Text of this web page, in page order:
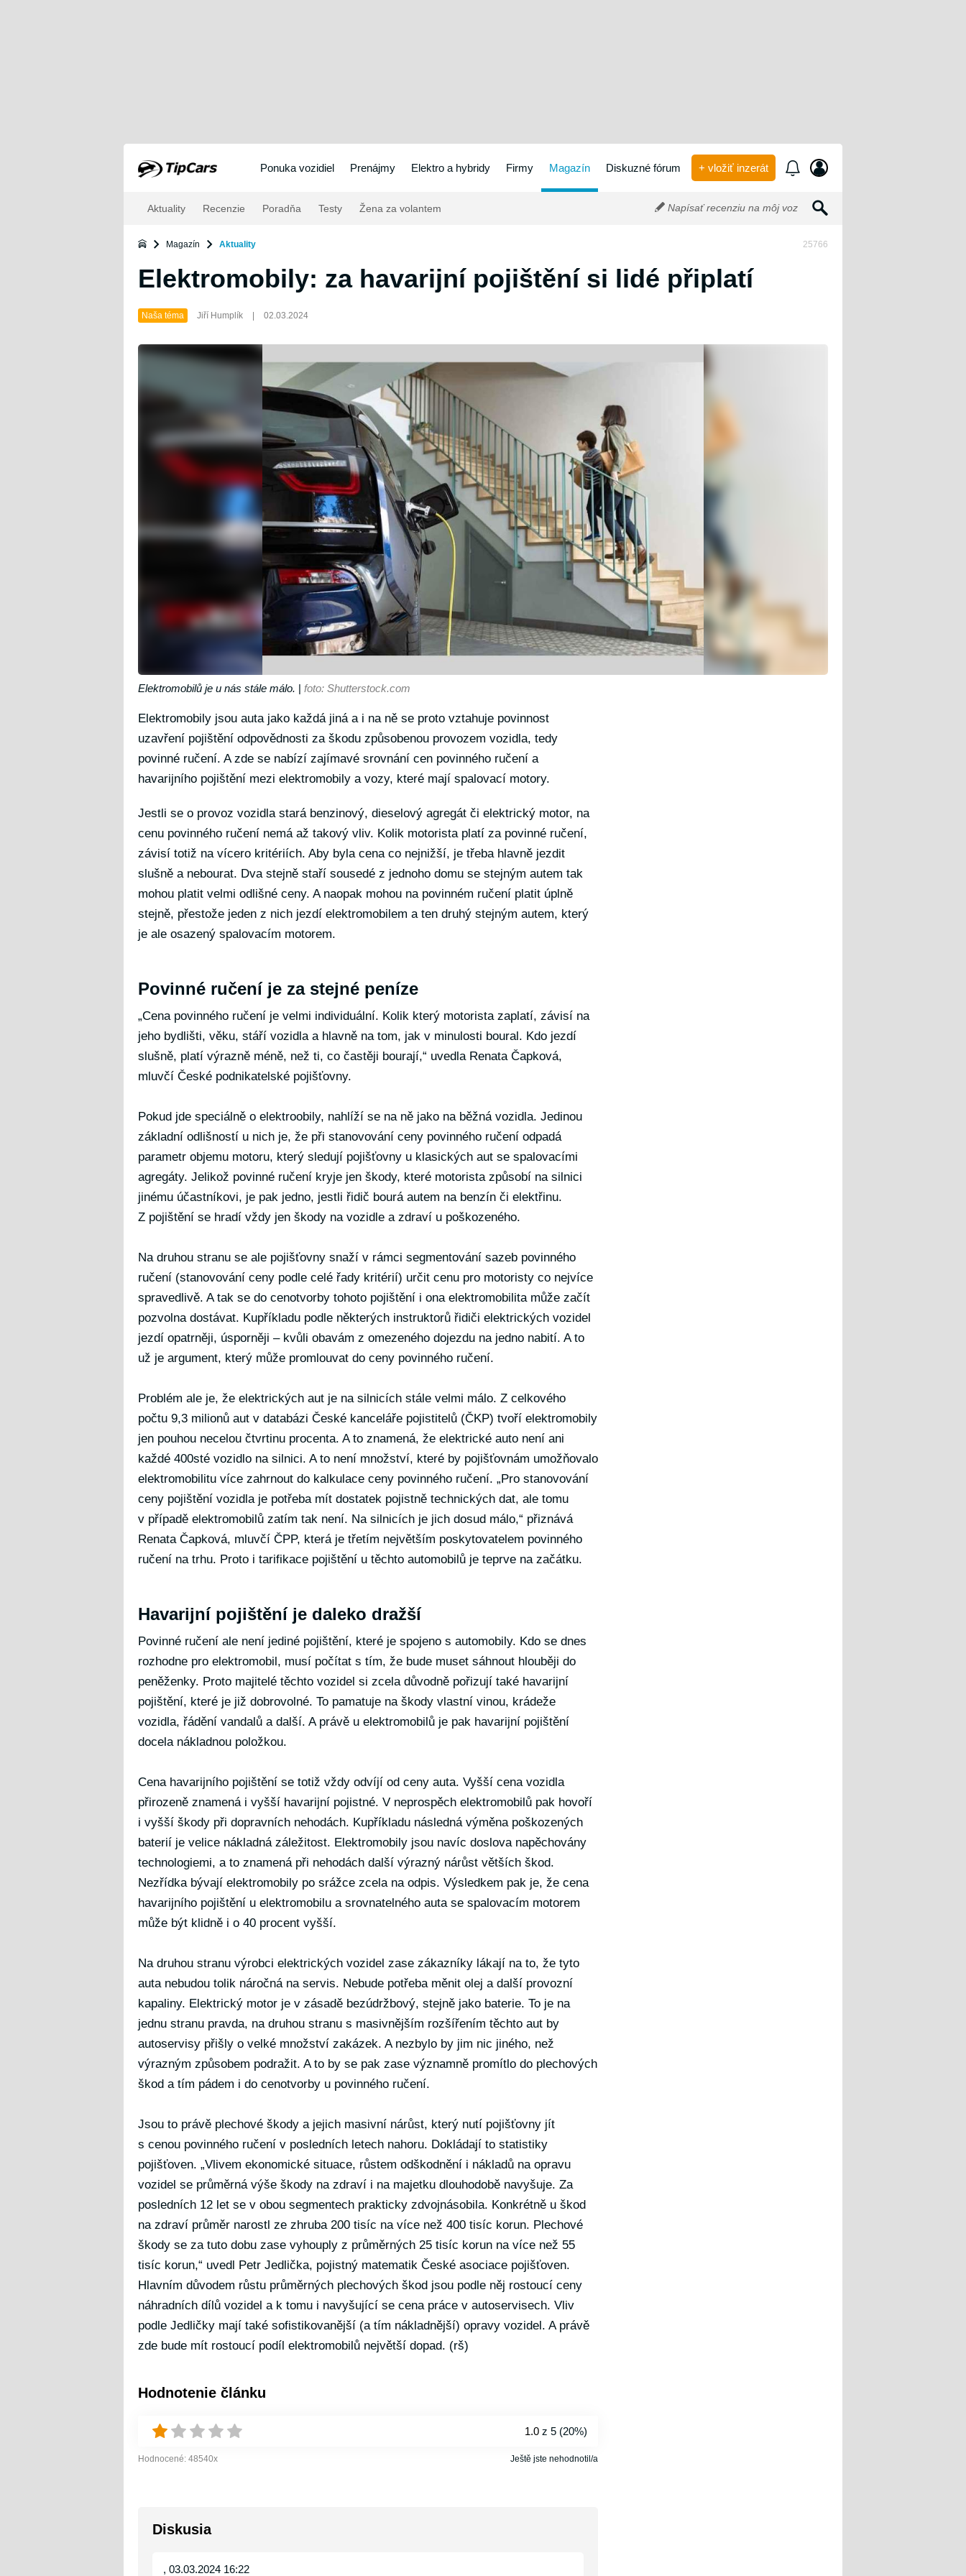
Ponuka vozidiel Prenájmy Elektro a hybridy Firmy Magazín Diskuzné fórum + vložiť inzerát
Aktuality Recenzie Poradňa Testy Žena za volantem Napísať recenziu na môj voz
Magazín Aktuality 25766
Elektromobily: za havarijní pojištění si lidé připlatí
Naša téma Jiří Humplík 02.03.2024
Elektromobilů je u nás stále málo. | foto: Shutterstock.com
Elektromobily jsou auta jako každá jiná a i na ně se proto vztahuje povinnost
uzavření pojištění odpovědnosti za škodu způsobenou provozem vozidla, tedy
povinné ručení. A zde se nabízí zajímavé srovnání cen povinného ručení a
havarijního pojištění mezi elektromobily a vozy, které mají spalovací motory.
Jestli se o provoz vozidla stará benzinový, dieselový agregát či elektrický motor, na
cenu povinného ručení nemá až takový vliv. Kolik motorista platí za povinné ručení,
závisí totiž na vícero kritériích. Aby byla cena co nejnižší, je třeba hlavně jezdit
slušně a nebourat. Dva stejně staří sousedé z jednoho domu se stejným autem tak
mohou platit velmi odlišné ceny. A naopak mohou na povinném ručení platit úplně
stejně, přestože jeden z nich jezdí elektromobilem a ten druhý stejným autem, který
je ale osazený spalovacím motorem.
Povinné ručení je za stejné peníze
„Cena povinného ručení je velmi individuální. Kolik který motorista zaplatí, závisí na
jeho bydlišti, věku, stáří vozidla a hlavně na tom, jak v minulosti boural. Kdo jezdí
slušně, platí výrazně méně, než ti, co častěji bourají,“ uvedla Renata Čapková,
mluvčí České podnikatelské pojišťovny.
Pokud jde speciálně o elektroobily, nahlíží se na ně jako na běžná vozidla. Jedinou
základní odlišností u nich je, že při stanovování ceny povinného ručení odpadá
parametr objemu motoru, který sledují pojišťovny u klasických aut se spalovacími
agregáty. Jelikož povinné ručení kryje jen škody, které motorista způsobí na silnici
jinému účastníkovi, je pak jedno, jestli řidič bourá autem na benzín či elektřinu.
Z pojištění se hradí vždy jen škody na vozidle a zdraví u poškozeného.
Na druhou stranu se ale pojišťovny snaží v rámci segmentování sazeb povinného
ručení (stanovování ceny podle celé řady kritérií) určit cenu pro motoristy co nejvíce
spravedlivě. A tak se do cenotvorby tohoto pojištění i ona elektromobilita může začít
pozvolna dostávat. Kupříkladu podle některých instruktorů řidiči elektrických vozidel
jezdí opatrněji, úsporněji – kvůli obavám z omezeného dojezdu na jedno nabití. A to
už je argument, který může promlouvat do ceny povinného ručení.
Problém ale je, že elektrických aut je na silnicích stále velmi málo. Z celkového
počtu 9,3 milionů aut v databázi České kanceláře pojistitelů (ČKP) tvoří elektromobily
jen pouhou necelou čtvrtinu procenta. A to znamená, že elektrické auto není ani
každé 400sté vozidlo na silnici. A to není množství, které by pojišťovnám umožňovalo
elektromobilitu více zahrnout do kalkulace ceny povinného ručení. „Pro stanovování
ceny pojištění vozidla je potřeba mít dostatek pojistně technických dat, ale tomu
v případě elektromobilů zatím tak není. Na silnicích je jich dosud málo,“ přiznává
Renata Čapková, mluvčí ČPP, která je třetím největším poskytovatelem povinného
ručení na trhu. Proto i tarifikace pojištění u těchto automobilů je teprve na začátku.
Havarijní pojištění je daleko dražší
Povinné ručení ale není jediné pojištění, které je spojeno s automobily. Kdo se dnes
rozhodne pro elektromobil, musí počítat s tím, že bude muset sáhnout hlouběji do
peněženky. Proto majitelé těchto vozidel si zcela důvodně pořizují také havarijní
pojištění, které je již dobrovolné. To pamatuje na škody vlastní vinou, krádeže
vozidla, řádění vandalů a další. A právě u elektromobilů je pak havarijní pojištění
docela nákladnou položkou.
Cena havarijního pojištění se totiž vždy odvíjí od ceny auta. Vyšší cena vozidla
přirozeně znamená i vyšší havarijní pojistné. V neprospěch elektromobilů pak hovoří
i vyšší škody při dopravních nehodách. Kupříkladu následná výměna poškozených
baterií je velice nákladná záležitost. Elektromobily jsou navíc doslova napěchovány
technologiemi, a to znamená při nehodách další výrazný nárůst větších škod.
Nezřídka bývají elektromobily po srážce zcela na odpis. Výsledkem pak je, že cena
havarijního pojištění u elektromobilu a srovnatelného auta se spalovacím motorem
může být klidně i o 40 procent vyšší.
Na druhou stranu výrobci elektrických vozidel zase zákazníky lákají na to, že tyto
auta nebudou tolik náročná na servis. Nebude potřeba měnit olej a další provozní
kapaliny. Elektrický motor je v zásadě bezúdržbový, stejně jako baterie. To je na
jednu stranu pravda, na druhou stranu s masivnějším rozšířením těchto aut by
autoservisy přišly o velké množství zakázek. A nezbylo by jim nic jiného, než
výrazným způsobem podražit. A to by se pak zase významně promítlo do plechových
škod a tím pádem i do cenotvorby u povinného ručení.
Jsou to právě plechové škody a jejich masivní nárůst, který nutí pojišťovny jít
s cenou povinného ručení v posledních letech nahoru. Dokládají to statistiky
pojišťoven. „Vlivem ekonomické situace, růstem odškodnění i nákladů na opravu
vozidel se průměrná výše škody na zdraví i na majetku dlouhodobě navyšuje. Za
posledních 12 let se v obou segmentech prakticky zdvojnásobila. Konkrétně u škod
na zdraví průměr narostl ze zhruba 200 tisíc na více než 400 tisíc korun. Plechové
škody se za tuto dobu zase vyhouply z průměrných 25 tisíc korun na více než 55
tisíc korun,“ uvedl Petr Jedlička, pojistný matematik České asociace pojišťoven.
Hlavním důvodem růstu průměrných plechových škod jsou podle něj rostoucí ceny
náhradních dílů vozidel a k tomu i navyšující se cena práce v autoservisech. Vliv
podle Jedličky mají také sofistikovanější (a tím nákladnější) opravy vozidel. A právě
zde bude mít rostoucí podíl elektromobilů největší dopad. (rš)
Hodnotenie článku
1.0 z 5 (20%)
Hodnocené: 48540x Ještě jste nehodnotil/a
Diskusia
, 03.03.2024 16:22